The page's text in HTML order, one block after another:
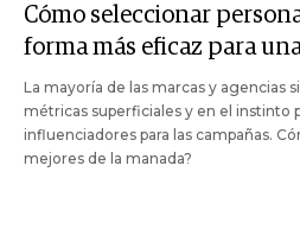
Cómo seleccionar
forma más eficaz para
La mayoría de las marcas y agencias
métricas superficiales y en el instinto
influenciadores para las campañas.
mejores de la manada?